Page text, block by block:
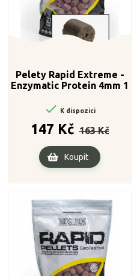
Pelety Rapid Extreme -
Enzymatic Protein 4mm 1
 K dispozici
147 Kč cena
163 Kč
Cena
Koupit